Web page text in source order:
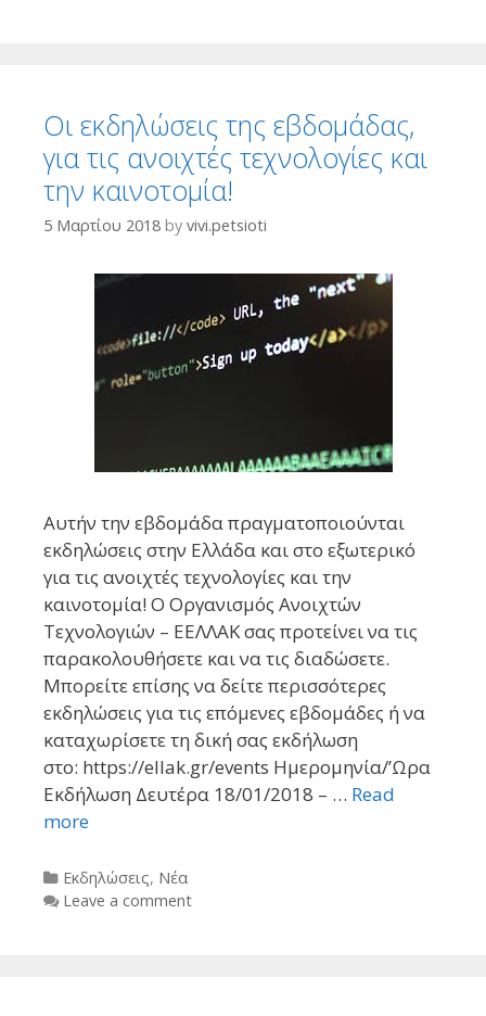
Οι εκδηλώσεις της εβδομάδας,
για τις ανοιχτές τεχνολογίες και
την καινοτομία!
5 Μαρτίου 2018 by vivi.petsioti
Αυτήν την εβδομάδα πραγματοποιούνται
εκδηλώσεις στην Ελλάδα και στο εξωτερικό
για τις ανοιχτές τεχνολογίες και την
καινοτομία! Ο Οργανισμός Ανοιχτών
Τεχνολογιών – ΕΕΛΛΑΚ σας προτείνει να τις
παρακολουθήσετε και να τις διαδώσετε.
Μπορείτε επίσης να δείτε περισσότερες
εκδηλώσεις για τις επόμενες εβδομάδες ή να
καταχωρίσετε τη δική σας εκδήλωση
στο: https://ellak.gr/events Ημερομηνία/’Ωρα
Εκδήλωση Δευτέρα 18/01/2018 – … Read
more
Categories
Εκδηλώσεις, Νέα
Leave a comment